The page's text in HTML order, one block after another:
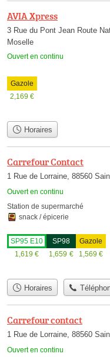
AVIA Xpress
3 Rue du Pont Jean Route
Moselle
Ouvert en continu
Gazole
2,169 €
Horaires
Carrefour Contact
1 Rue de Lorraine, 88560
Ouvert en continu
Station de supermarché
snack / épicerie
SP95 E10
1,619 €
SP98
1,659 €
Gazole
1,569 €
Horaires
Carrefour contact
1 Rue de Lorraine, 88560
Ouvert en continu